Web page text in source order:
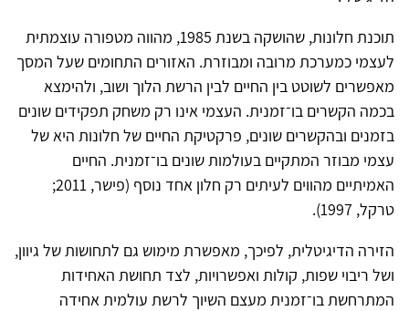
תוכנת חלונות, שהושקה בשנת 1985, מהווה מטפורה עוצמתית
לעצמי כמערכת מרובה ומבוזרת. האזורים התחומים שעל המסך
מאפשרים לשוטט בין החיים לבין הרשת הלוך ושוב, ולהימצא
בכמה הקשרים בו־זמנית. העצמי אינו רק משחק תפקידים שונים
בזמנים ובהקשרים שונים, פרקטיקת החיים של חלונות היא של
עצמי מבוזר המתקיים בעולמות שונים בו־זמנית. החיים
האמיתיים מהווים לעיתים רק חלון אחד נוסף (פישר, 2011;
טרקל, 1997).
הזירה הדיגיטלית, לפיכך, מאפשרת מימוש גם לתחושות של גיוון,
ושל ריבוי שפות, קולות ואפשרויות, לצד תחושת האחידות
המתרחשת בו־זמנית מעצם השיוך לרשת עולמית אחידה